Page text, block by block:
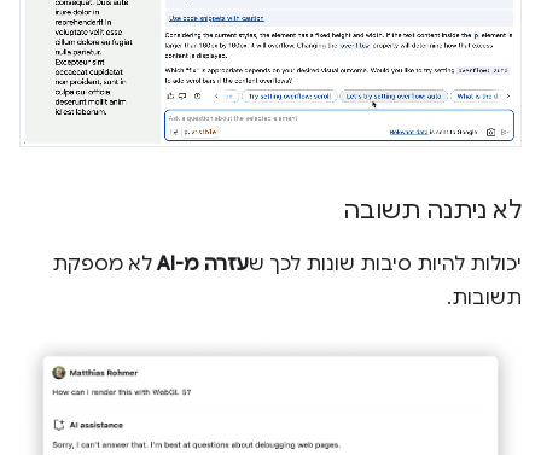
לא ניתנה תשובה
יכולות להיות סיבות שונות לכך שעזרה מ-AI
לא מספקת
תשובות.